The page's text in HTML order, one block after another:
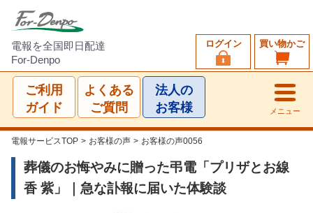
電報を全国即日配達
For-Denpo
買い物かご
ログイン
ご利用
ガイド
よくある
ご質問
法人の
お客様
メニュー
電報サービスTOP > お客様の声 > お客様の声0056
葬儀のお悔やみに贈った弔電「プリザとお線
香 紫」｜急な訃報に届いた体験談